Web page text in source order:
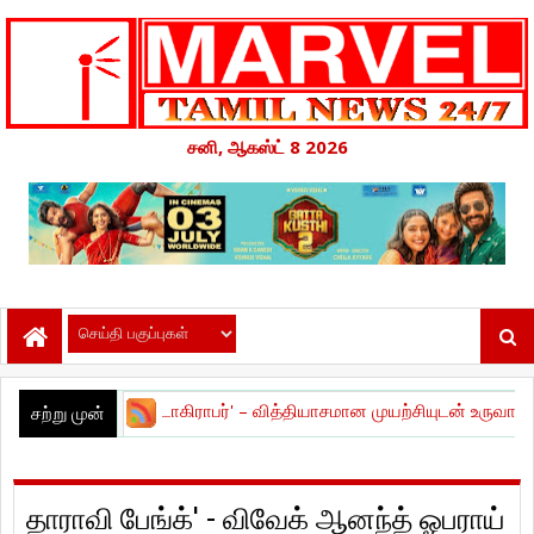
சனி, ஆகஸ்ட் 8 2026
சற்று முன்– வித்தியாசமான முயற்சியுடன் உருவான உளவியல்
தாராவி பேங்க்' - விவேக் ஆனந்த் ஓபராய்